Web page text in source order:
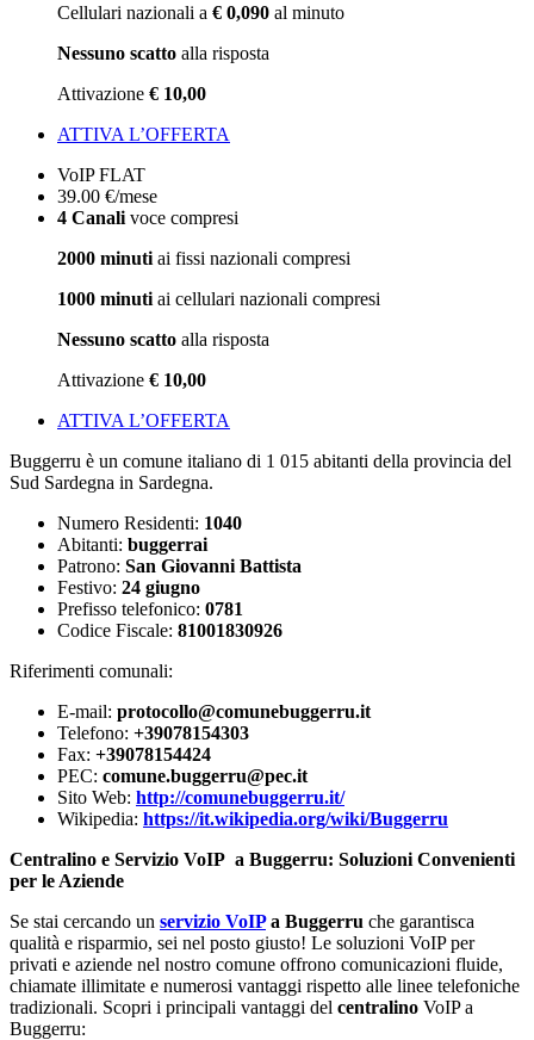
Cellulari nazionali a € 0,090 al minuto
Nessuno scatto alla risposta
Attivazione € 10,00
ATTIVA L’OFFERTA
VoIP FLAT
39.00 €/mese
4 Canali voce compresi
2000 minuti ai fissi nazionali compresi
1000 minuti ai cellulari nazionali compresi
Nessuno scatto alla risposta
Attivazione € 10,00
ATTIVA L’OFFERTA
Buggerru è un comune italiano di 1 015 abitanti della provincia del
Sud Sardegna in Sardegna.
Numero Residenti: 1040
Abitanti: buggerrai
Patrono: San Giovanni Battista
Festivo: 24 giugno
Prefisso telefonico: 0781
Codice Fiscale: 81001830926
Riferimenti comunali:
E-mail: protocollo@comunebuggerru.it
Telefono: +39078154303
Fax: +39078154424
PEC: comune.buggerru@pec.it
Sito Web: http://comunebuggerru.it/
Wikipedia: https://it.wikipedia.org/wiki/Buggerru
Centralino e Servizio VoIP a Buggerru: Soluzioni Convenienti
per le Aziende
Se stai cercando un servizio VoIPa Buggerru che garantisca
qualità e risparmio, sei nel posto giusto! Le soluzioni VoIP per
privati e aziende nel nostro comune offrono comunicazioni fluide,
chiamate illimitate e numerosi vantaggi rispetto alle linee telefoniche
tradizionali. Scopri i principali vantaggi del centralino VoIP a
Buggerru: